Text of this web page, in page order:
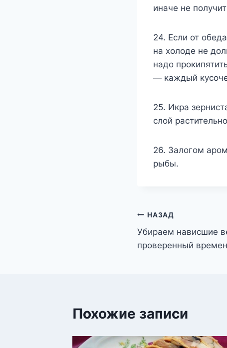
иначе не
24. Если от
на холоде не
надо
— каждый
25. Икра
слой
26. Залогом
рыбы.
Навигация
по
НАЗАД
Убираем нависшие
проверенный
Похожие записи